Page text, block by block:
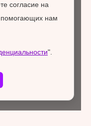
согласие на
помогающих нам
".